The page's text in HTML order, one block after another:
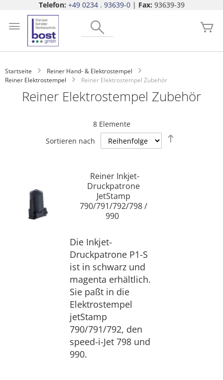
Telefon: +49 0234 . 93639-0| Fax: 93639-39
springen
Startseite
Reiner Hand- & Elektrostempel
Reiner Elektrostempel
Reiner Elektrostempel Zubehör
Reiner Elektrostempel Zubehör
8Elemente
Sortieren nach
Reiner Inkjet-
Druckpatrone
JetStamp
790/791/792/798 /
990
Die Inkjet-
Druckpatrone P1-S
ist in schwarz und
magenta erhältlich.
Sie paßt in die
Elektrostempel
jetStamp
790/791/792, den
speed-i-Jet 798 und
990.